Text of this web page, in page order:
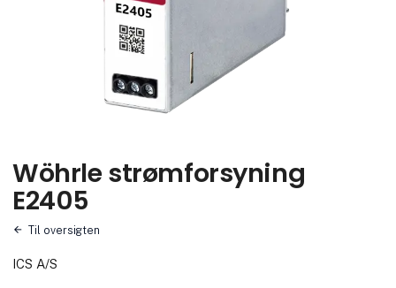
Wöhrle strømforsyning
E2405
Til oversigten
ICS A/S